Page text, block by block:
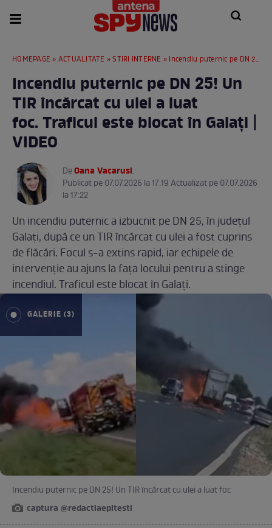
HOMEPAGE » ACTUALITATE »STIRI INTERNE » Incendiu puternic pe DN 25! Un TIR încărcat cu ulei a luat foc. Traficul este blocat în Galați | VIDEO
Incendiu puternic pe DN 25! Un
TIR încărcat cu ulei a luat
foc. Traficul este blocat în Galați |
VIDEO
DeOana Vacarusi.
Publicat pe 07.07.2026 la 17:19 Actualizat pe 07.07.2026
la 17:22
Un incendiu puternic a izbucnit pe DN 25, în județul
Galați, după ce un TIR încărcat cu ulei a fost cuprins
de flăcări. Focul s-a extins rapid, iar echipele de
intervenție au ajuns la fața locului pentru a stinge
incendiul. Traficul este blocat în Galați.
GALERIE (3)
Incendiu puternic pe DN 25! Un TIR încărcat cu ulei a luat foc
captura @redactiaepitesti